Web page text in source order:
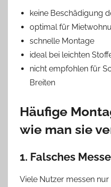
keine Beschädigung
optimal für
schnelle Montage
ideal bei leichten
nicht empfohlen für
Breiten
Häufige
wie man sie
1. Falsches
Viele Nutzer messen nur